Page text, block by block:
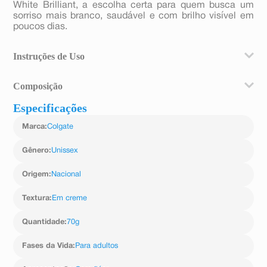
White Brilliant, a escolha certa para quem busca um
sorriso mais branco, saudável e com brilho visível em
poucos dias.
Instruções de Uso
três vezes ao dia durante dois minutos. Enxágue
Composição
fluoreto de sódio, agua, sorbitol, sílica hidratada, peg-
hidróxido de potasio, pirofosfato tetrasodio, ácido
alcohol bencílico, sacarina sódica, dióxido de titanio (ci
de flúor)
Especificações
Marca:Colgate
Gênero:Unissex
Origem: Nacional
Textura: Em creme
Quantidade:70g
Fases da Vida: Para adultos